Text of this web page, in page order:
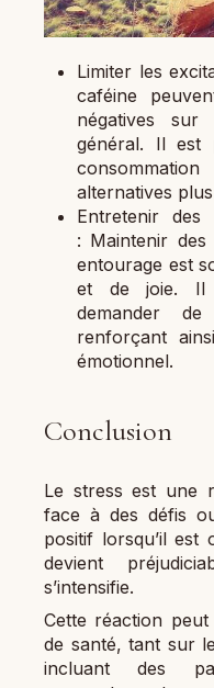
Limiter les
caféine
négatives
général. Il est
alternatives
Entretenir des
: Maintenir
entourage est
et de joie. Il
demander
renforçant
émotionnel.
Conclusion
Le stress est une
face à des défis
positif lorsqu’il est
devient
s’intensifie.
Cette réaction
de santé, tant sur
incluant des